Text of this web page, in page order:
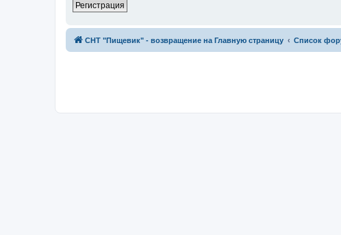
Регистрация
СНТ "Пищевик" - возвращение на Главную страницу Список